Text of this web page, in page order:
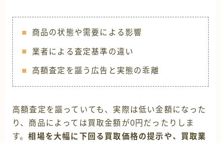
商品の状態や需要による影響
業者による査定基準の違い
高額査定を謳う広告と実態の乖離
高額査定を謳っていても、実際は低い金額になった
り、商品によっては買取金額が0円だったりしま
す。相場を大幅に下回る買取価格の提示や、買取業